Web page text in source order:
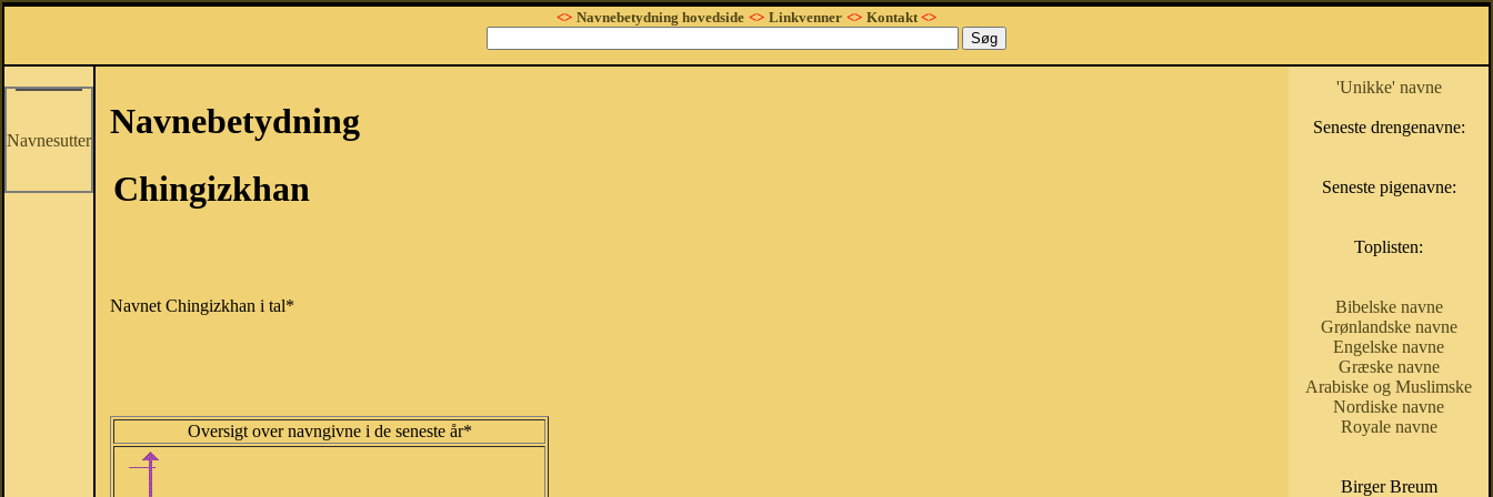
<> Navnebetydning hovedside <> Linkvenner <> Kontakt<>
Navnesutter
Navnebetydning
Chingizkhan
Navnet Chingizkhan i tal*
Oversigt over navngivne i de seneste år*
'Unikke' navne
Seneste drengenavne:
Seneste pigenavne:
Toplisten:
Bibelske navne
Grønlandske navne
Engelske navne
Græske navne
Arabiske og Muslimske
Nordiske navne
Royale navne
Birger Breum